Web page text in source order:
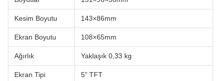
Kesim Boyutu 143×86mm
Ekran Boyutu 108×65mm
Ağırlık Yaklaşık 0,33 kg
Ekran Tipi 5" TFT